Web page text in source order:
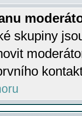
skupiny